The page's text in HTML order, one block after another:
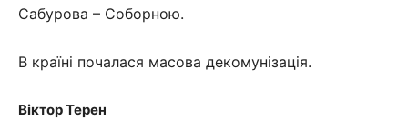
Сабурова – Соборною.
В країні почалася масова декомунізація.
Віктор Терен